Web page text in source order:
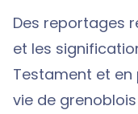
Des reportages
et les
Testament et
vie de